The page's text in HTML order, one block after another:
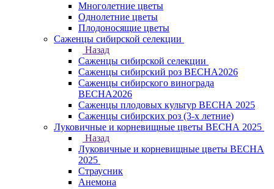
Многолетние цветы
Однолетние цветы
Плодоносящие цветы
Саженцы сибирской селекции
Назад
Саженцы сибирской селекции
Саженцы сибирский роз ВЕСНА2026
Саженцы сибирского винограда
ВЕСНА2026
Саженцы плодовых культур ВЕСНА 2025
Саженцы сибирских роз (3-х летние)
Луковичные и корневищные цветы ВЕСНА 2025
Назад
Луковичные и корневищные цветы ВЕСНА
2025
Страусник
Анемона